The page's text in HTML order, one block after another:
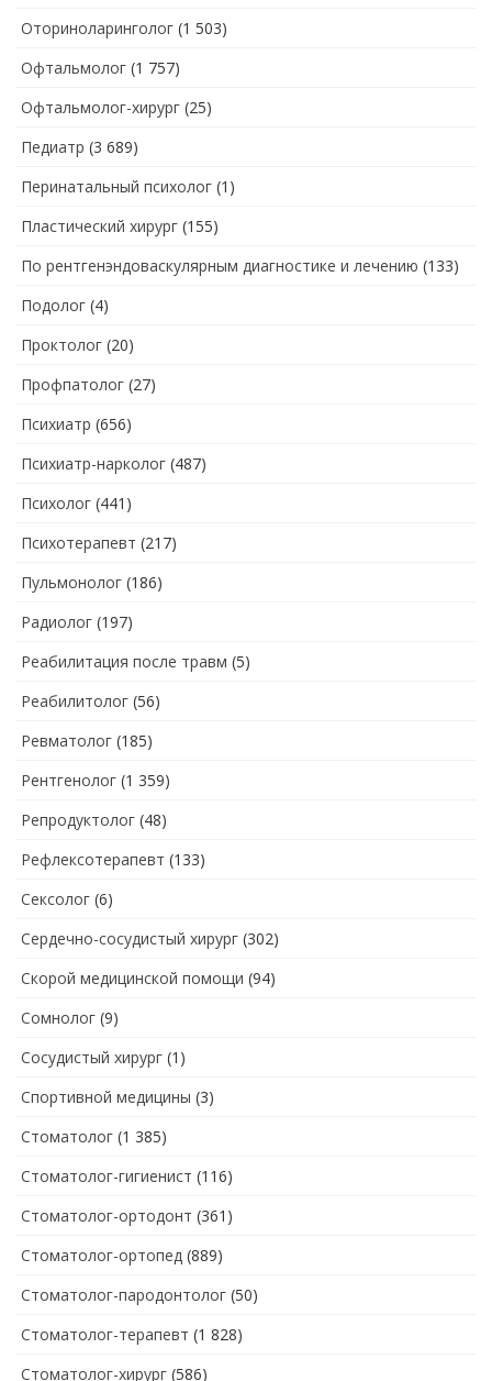
Оториноларинголог (1 503)
Офтальмолог (1 757)
Офтальмолог-хирург (25)
Педиатр (3 689)
Перинатальный психолог (1)
Пластический хирург (155)
По рентгенэндоваскулярным диагностике и лечению (133)
Подолог (4)
Проктолог (20)
Профпатолог (27)
Психиатр (656)
Психиатр-нарколог (487)
Психолог (441)
Психотерапевт (217)
Пульмонолог (186)
Радиолог (197)
Реабилитация после травм (5)
Реабилитолог (56)
Ревматолог (185)
Рентгенолог (1 359)
Репродуктолог (48)
Рефлексотерапевт (133)
Сексолог (6)
Сердечно-сосудистый хирург (302)
Скорой медицинской помощи (94)
Сомнолог (9)
Сосудистый хирург (1)
Спортивной медицины (3)
Стоматолог (1 385)
Стоматолог-гигиенист (116)
Стоматолог-ортодонт (361)
Стоматолог-ортопед (889)
Стоматолог-пародонтолог (50)
Стоматолог-терапевт (1 828)
Стоматолог-хирург (586)